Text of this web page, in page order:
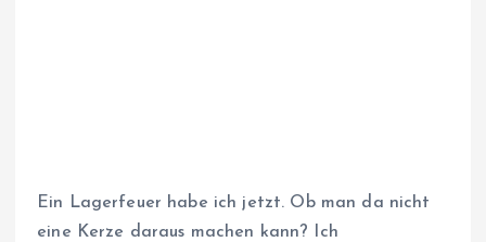
Ein Lagerfeuer habe ich jetzt. Ob man da nicht
eine Kerze daraus machen kann? Ich